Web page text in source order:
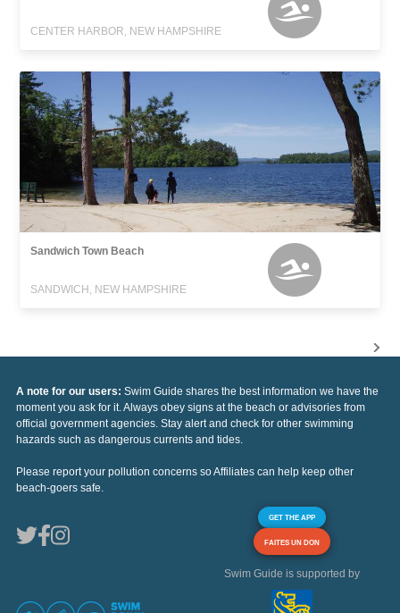
CENTER HARBOR, NEW HAMPSHIRE
Sandwich Town Beach
SANDWICH, NEW HAMPSHIRE
A note for our users: Swim Guide shares the best information we have the
moment you ask for it. Always obey signs at the beach or advisories from
official government agencies. Stay alert and check for other swimming
hazards such as dangerous currents and tides.
Please report your pollution concerns so Affiliates can help keep other
beach-goers safe.
GET THE APP
FAITES UN DON
Swim Guide is supported by